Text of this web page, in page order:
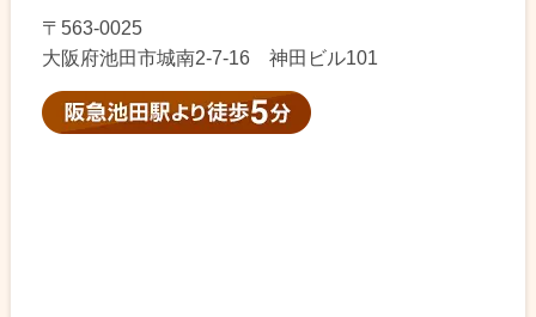
〒563-0025
大阪府池田市城南2-7-16 神田ビル101